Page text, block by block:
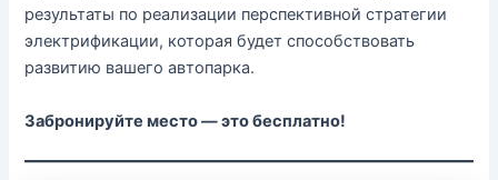
результаты по реализации перспективной стратегии
электрификации, которая будет способствовать
развитию вашего автопарка.
Забронируйте место — это бесплатно!